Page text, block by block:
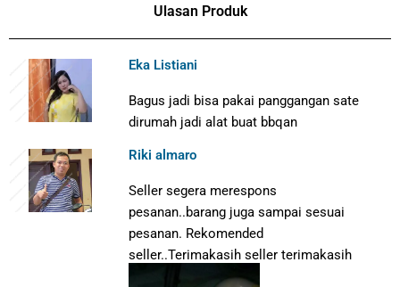
Ulasan Produk
Eka Listiani
Bagus jadi bisa pakai panggangan sate
dirumah jadi alat buat bbqan
Riki almaro
Seller segera merespons
pesanan..barang juga sampai sesuai
pesanan. Rekomended
seller..Terimakasih seller terimakasih